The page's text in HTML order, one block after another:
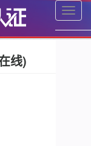
线)
切
换
菜